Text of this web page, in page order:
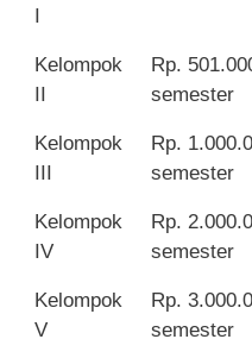
Kelompok
Rp.
semester
Kelompok
Rp.
semester
Kelompok
IV
Rp.
semester
Kelompok
V
Rp.
semester